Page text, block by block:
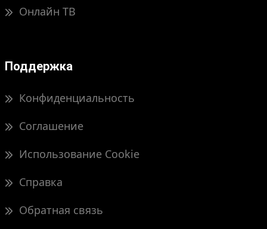
Онлайн ТВ
Поддержка
Конфиденциальность
Соглашение
Использование Cookie
Справка
Обратная связь